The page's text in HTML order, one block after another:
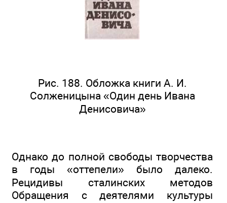
Рис. 188. Обложка книги А. И.
Солженицына «Один день Ивана
Денисовича»
Однако до полной свободы творчества
в годы «оттепели» было далеко.
Рецидивы сталинских методов
Обращения с деятелями культуры